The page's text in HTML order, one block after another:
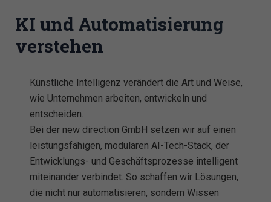
KI und Automatisierung
verstehen
Künstliche Intelligenz verändert die Art und Weise,
wie Unternehmen arbeiten, entwickeln und
entscheiden.
Bei der new direction GmbH setzen wir auf einen
leistungsfähigen, modularen AI-Tech-Stack, der
Entwicklungs- und Geschäftsprozesse intelligent
miteinander verbindet. So schaffen wir Lösungen,
die nicht nur automatisieren, sondern Wissen